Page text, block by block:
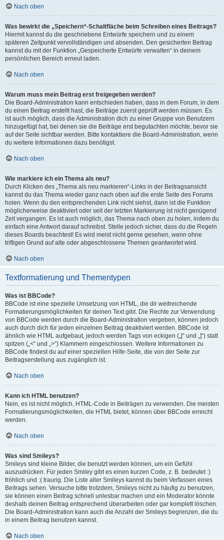
Nach oben
Was bewirkt die „Speichern“-Schaltfläche beim Schreiben eines Beitrags?
Hiermit kannst du die geschriebene Entwürfe speichern und zu einem
späteren Zeitpunkt vervollständigen und absenden. Den gesicherten Beitrag
kannst du mit der Funktion „Gespeicherte Entwürfe verwalten“ in deinem
persönlichen Bereich erneut laden.
Nach oben
Warum muss mein Beitrag erst freigegeben werden?
Die Board-Administration kann entschieden haben, dass in dem Forum, in dem
du einen Beitrag erstellt hast, die Beiträge zuerst geprüft werden müssen. Es
ist auch möglich, dass die Administration dich zu einer Gruppe von Benutzern
hinzugefügt hat, bei denen sie die Beiträge erst begutachten möchte, bevor sie
auf der Seite sichtbar werden. Bitte kontaktiere die Board-Administration, wenn
du weitere Informationen dazu benötigst.
Nach oben
Wie markiere ich ein Thema als neu?
Durch Klicken des „Thema als neu markieren“-Links in der Beitragsansicht
kannst du das Thema wieder ganz nach oben auf die erste Seite des Forums
holen. Wenn du den entsprechenden Link nicht siehst, dann ist die Funktion
möglicherweise deaktiviert oder seit der letzten Markierung ist nicht genügend
Zeit vergangen. Es ist auch möglich, das Thema nach oben zu holen, indem du
einfach eine Antwort darauf schreibst. Stelle jedoch sicher, dass du die Regeln
dieses Boards beachtest! Es wird meist nicht gerne gesehen, wenn ohne
triftigen Grund auf alte oder abgeschlossene Themen geantwortet wird.
Nach oben
Textformatierung und Thementypen
Was ist BBCode?
BBCode ist eine spezielle Umsetzung von HTML, die dir weitreichende
Formatierungsmöglichkeiten für deinen Text gibt. Die Rechte zur Verwendung
von BBCode werden durch die Board-Administration vergeben, können jedoch
auch durch dich für jeden einzelnen Beitrag deaktiviert werden. BBCode ist
ähnlich wie HTML aufgebaut, jedoch werden Tags von eckigen („[“ und „]“) statt
spitzen („<“ und „>“) Klammern eingeschlossen. Weitere Informationen zu
BBCode findest du auf einer speziellen Hilfe-Seite, die von der Seite zur
Beitragserstellung aus zugänglich ist.
Nach oben
Kann ich HTML benutzen?
Nein, es ist nicht möglich, HTML-Code in Beiträgen zu verwenden. Die meisten
Formatierungsmöglichkeiten, die HTML bietet, können über BBCode erreicht
werden.
Nach oben
Was sind Smileys?
Smileys sind kleine Bilder, die benutzt werden können, um ein Gefühl
auszudrücken. Für jeden Smiley gibt es einen kurzen Code, z. B. bedeutet :)
fröhlich und :( traurig. Die Liste aller Smileys kannst du beim Verfassen eines
Beitrags sehen. Versuche bitte trotzdem, Smileys nicht zu häufig zu benutzen,
sie können einen Beitrag schnell unlesbar machen und ein Moderator könnte
deshalb deinen Beitrag entsprechend überarbeiten oder gar komplett löschen.
Die Board-Administration kann auch die Anzahl der Smileys begrenzen, die du
in einem Beitrag benutzen kannst.
Nach oben